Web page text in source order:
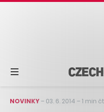
NOVINKY– 03. 6. 2014 –1 min